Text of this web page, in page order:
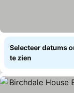
Selecteer datums
te zien